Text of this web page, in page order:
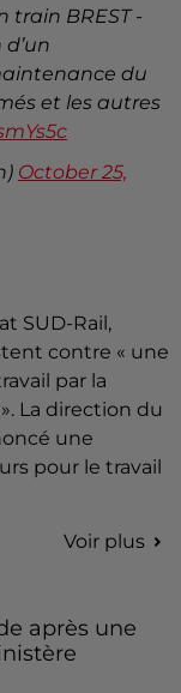
train BREST -
du
et les autres
October 25,
SUD-Rail,
contre « une
par la
La direction du
une
pour le travail
Voir plus
après une